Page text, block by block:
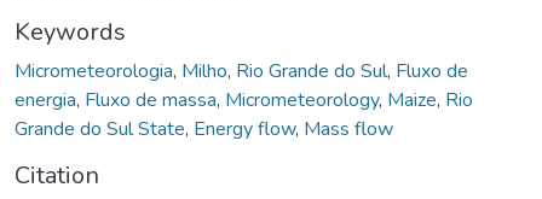
Keywords
Micrometeorologia, Milho, Rio Grande do Sul, Fluxo de
energia, Fluxo de massa, Micrometeorology, Maize, Rio
Grande do Sul State, Energy flow, Mass flow
Citation